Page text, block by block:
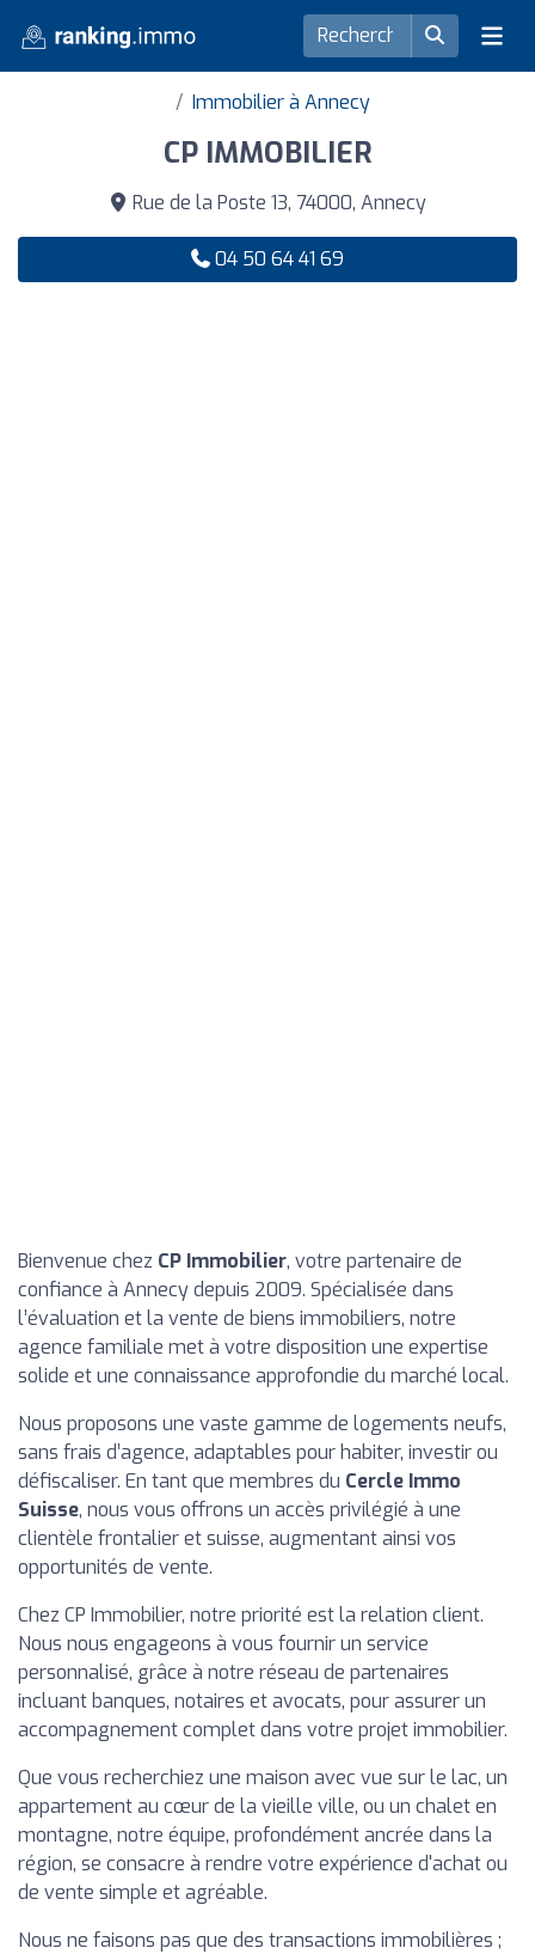
Immobilier à Annecy
CP IMMOBILIER
Rue de la Poste 13, 74000, Annecy
04 50 64 41 69
Bienvenue chez CP Immobilier, votre partenaire de
confiance à Annecy depuis 2009. Spécialisée dans
l’évaluation et la vente de biens immobiliers, notre
agence familiale met à votre disposition une expertise
solide et une connaissance approfondie du marché local.
Nous proposons une vaste gamme de logements neufs,
sans frais d’agence, adaptables pour habiter, investir ou
défiscaliser. En tant que membres du Cercle Immo
Suisse, nous vous offrons un accès privilégié à une
clientèle frontalier et suisse, augmentant ainsi vos
opportunités de vente.
Chez CP Immobilier, notre priorité est la relation client.
Nous nous engageons à vous fournir un service
personnalisé, grâce à notre réseau de partenaires
incluant banques, notaires et avocats, pour assurer un
accompagnement complet dans votre projet immobilier.
Que vous recherchiez une maison avec vue sur le lac, un
appartement au cœur de la vieille ville, ou un chalet en
montagne, notre équipe, profondément ancrée dans la
région, se consacre à rendre votre expérience d'achat ou
de vente simple et agréable.
Nous ne faisons pas que des transactions immobilières ;